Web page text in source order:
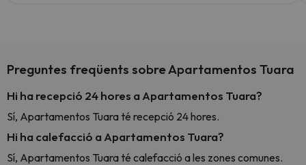
Preguntes freqüents sobre Apartamentos Tuara
Hi ha recepció 24 hores a Apartamentos Tuara?
Sí, Apartamentos Tuara té recepció 24 hores.
Hi ha calefacció a Apartamentos Tuara?
Sí, Apartamentos Tuara té calefacció a les zones comunes.